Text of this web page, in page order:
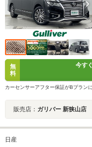
無
料
今す
カーセンサーアフター保証がBプラン
販売店： ガリバー 新狭山店
日産